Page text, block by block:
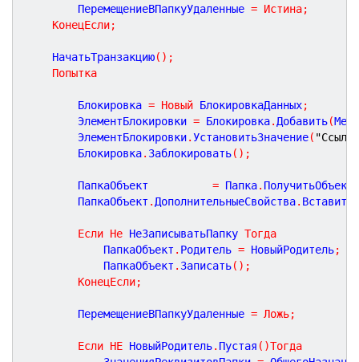
		ПеремещениеВПапкуУдаленные
= Истина;
КонецЕсли;
	НачатьТранзакцию
( ) ;
Попытка
		Блокировка
= Новый БлокировкаДанных;
		ЭлементБлокировки
= Блокировка. Добавить(
		ЭлементБлокировки
.УстановитьЗначение(
		Блокировка
. Заблокировать( ) ;
		ПапкаОбъект
= Папка. ПолучитьОбъект
		ПапкаОбъект
. ДополнительныеСвойства. Вставить
Если Не НеЗаписыватьПапку Тогда
			ПапкаОбъект
. Родитель = НовыйРодитель;
			ПапкаОбъект
. Записать( ) ;
КонецЕсли;
		ПеремещениеВПапкуУдаленные
= Ложь;
Если НЕ НовыйРодитель. Пустая ( )Тогда